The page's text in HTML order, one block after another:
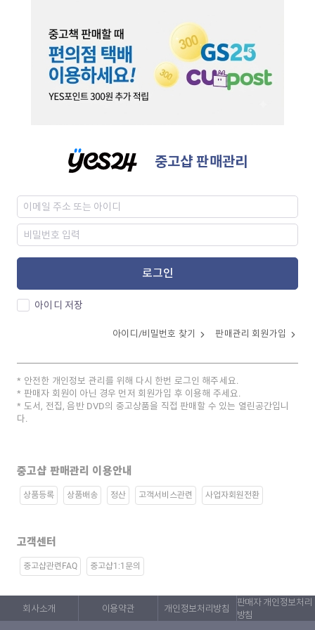
중고샵 판매관리
로그인
아이디 저장
아이디/비밀번호 찾기 판매관리 회원가입
안전한 개인정보 관리를 위해 다시 한번 로그인 해주세요.
판매자 회원이 아닌 경우 먼저 회원가입 후 이용해 주세요.
도서, 전집, 음반 DVD의 중고상품을 직접 판매할 수 있는 열린공간입니
다.
중고샵 판매관리 이용안내
상품등록 상품배송 정산 고객서비스관련 사업자회원전환
고객센터
중고샵관련FAQ 중고샵1:1문의
회사소개 이용약관 개인정보처리방침
판매자 개인정보처리
방침